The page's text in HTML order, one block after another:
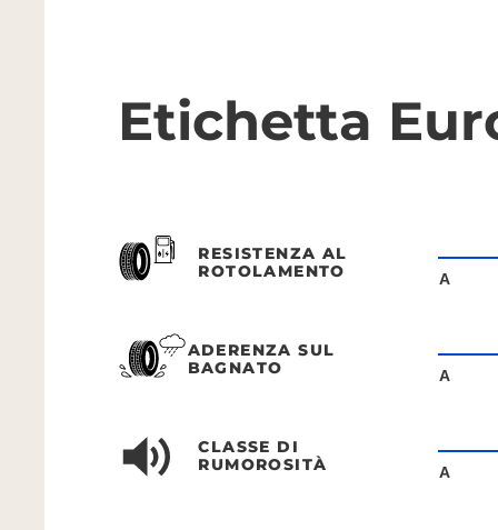
Etichetta
RESISTENZA AL
ROTOLAMENTO
A
ADERENZA SUL
BAGNATO
A
CLASSE DI
RUMOROSITÀ
A